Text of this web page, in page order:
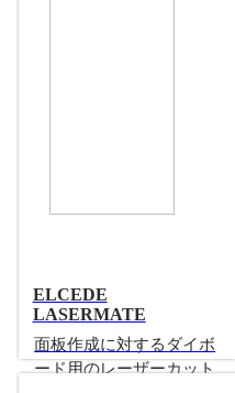
ELCEDE
LASERMATE
面板作成に対するダイボ
ード用のレーザーカット